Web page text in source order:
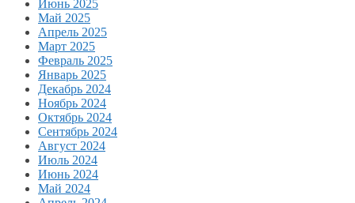
Июнь 2025
Май 2025
Апрель 2025
Март 2025
Февраль 2025
Январь 2025
Декабрь 2024
Ноябрь 2024
Октябрь 2024
Сентябрь 2024
Август 2024
Июль 2024
Июнь 2024
Май 2024